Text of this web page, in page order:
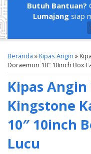
Butuh Bantuan?
Lumajang siap
Beranda »Kipas Angin »
Doraemon 10″ 10inch Box
Kipas
Kingstone
10″ 10inch
Lucu